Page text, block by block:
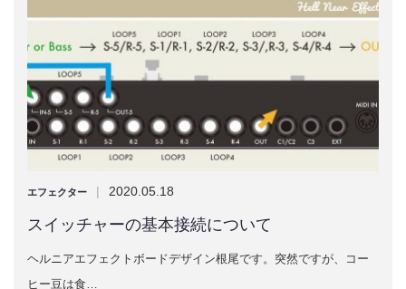
エフェクター | 2020.05.18
スイッチャーの基本接続について
ヘルニアエフェクトボードデザイン根尾です。突然ですが、コー
ヒー豆は食…